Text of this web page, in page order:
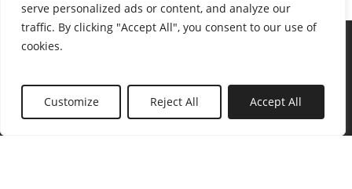
serve personalized ads or content, and analyze our
traffic. By clicking "Accept All", you consent to our use of
cookies.
Customize Reject All Accept All